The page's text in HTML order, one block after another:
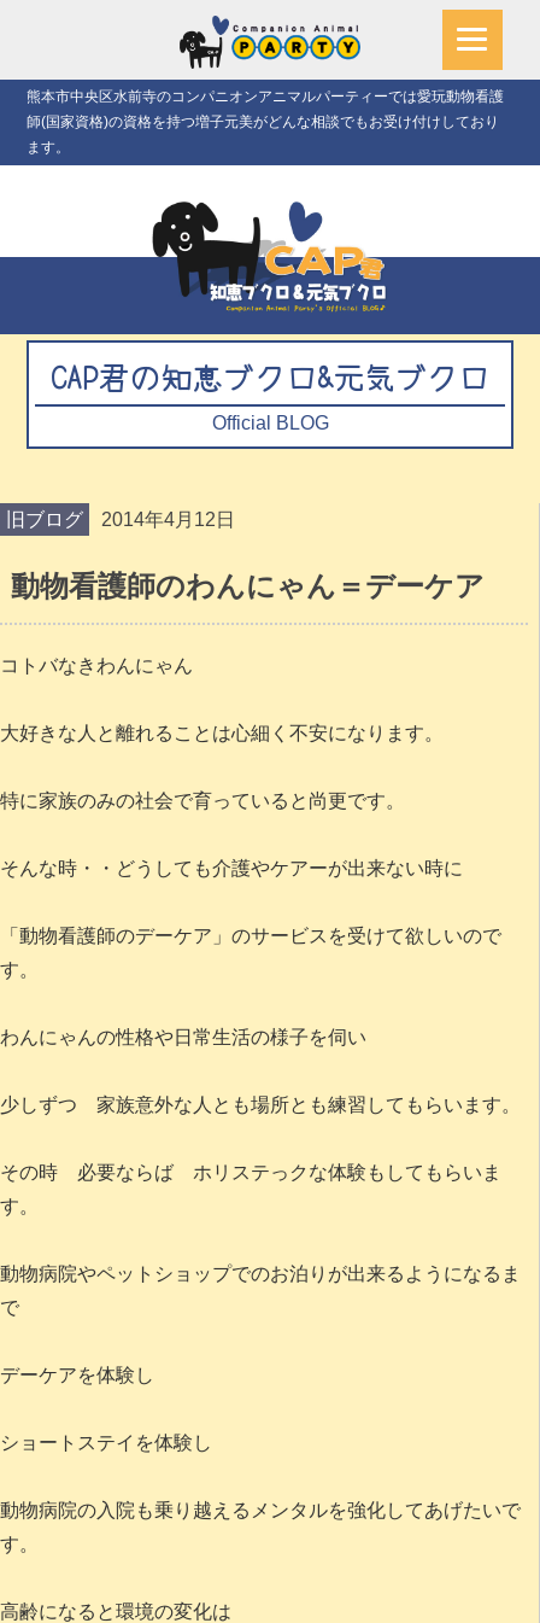
熊本市中央区水前寺のコンパニオンアニマルパーティーでは愛玩動物看護
師(国家資格)の資格を持つ増子元美がどんな相談でもお受け付けしており
ます。
CAP君の知恵ブクロ&元気ブクロ
Official BLOG
旧ブログ 2014年4月12日
動物看護師のわんにゃん＝デーケア
コトバなきわんにゃん
大好きな人と離れることは心細く不安になります。
特に家族のみの社会で育っていると尚更です。
そんな時・・どうしても介護やケアーが出来ない時に
「動物看護師のデーケア」のサービスを受けて欲しいので
す。
わんにゃんの性格や日常生活の様子を伺い
少しずつ 家族意外な人とも場所とも練習してもらいます。
その時 必要ならば ホリステっクな体験もしてもらいま
す。
動物病院やペットショップでのお泊りが出来るようになるま
で
デーケアを体験し
ショートステイを体験し
動物病院の入院も乗り越えるメンタルを強化してあげたいで
す。
高齢になると環境の変化は